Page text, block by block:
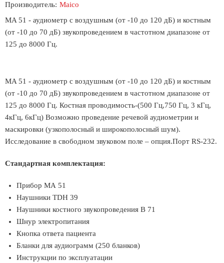
Производитель: Maico
MA 51 - аудиометр с воздушным (от -10 до 120 дБ) и костным
(от -10 до 70 дБ) звукопроведением в частотном диапазоне от
125 до 8000 Гц.
MA 51 - аудиометр с воздушным (от -10 до 120 дБ) и костным
(от -10 до 70 дБ) звукопроведением в частотном диапазоне от
125 до 8000 Гц. Костная проводимость-(500 Гц,750 Гц, 3 кГц,
4кГц, 6кГц) Возможно проведение речевой аудиометрии и
маскировки (узкополосный и широкополосный шум).
Исследование в свободном звуковом поле – опция.Порт RS-232.
Стандартная комплектация:
Прибор МА 51
Наушники TDH 39
Наушники костного звукопроведения B 71
Шнур электропитания
Кнопка ответа пациента
Бланки для аудиограмм (250 бланков)
Инструкции по эксплуатации